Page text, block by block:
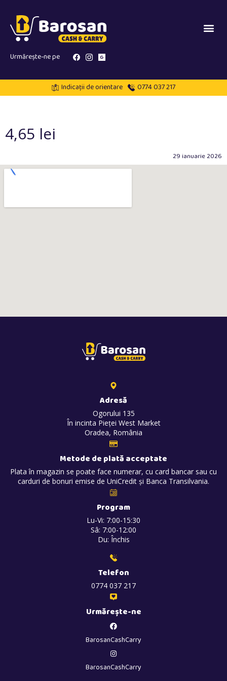
Urmărește-ne pe
Indicații de orientare 0774 037 217
4,65 lei
29 ianuarie 2026
Adresă
Ogorului 135
În incinta Pieței West Market
Oradea, România
Metode de plată acceptate
Plata în magazin se poate face numerar, cu card bancar sau cu
carduri de bonuri emise de UniCredit și Banca Transilvania.
Program
Lu-Vi: 7:00-15:30
Sâ: 7:00-12:00
Du: Închis
Telefon
0774 037 217
Urmărește-ne
BarosanCashCarry
BarosanCashCarry